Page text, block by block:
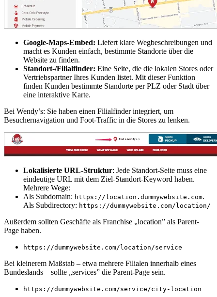
Google-Maps-Embed: Liefert klare Wegbeschreibungen und
macht es Kunden einfach, bestimmte Standorte über die
Website zu finden.
Standort-/Filialfinder: Eine Seite, die die lokalen Stores oder
Vertriebspartner Ihres Kunden listet. Mit dieser Funktion
finden Kunden bestimmte Standorte per PLZ oder Stadt über
eine interaktive Karte.
Bei Wendy’s: Sie haben einen Filialfinder integriert, um
Besuchernavigation und Foot-Traffic in die Stores zu lenken.
Lokalisierte URL-Struktur: Jede Standort-Seite muss eine
eindeutige URL mit dem Ziel-Standort-Keyword haben.
Mehrere Wege:
Als Subdomain: https://location.dummywebsite.com.
Als Subdirectory: https://dummywebsite.com/location/
Außerdem sollten Geschäfte als Franchise „location” als Parent-
Page haben.
https://dummywebsite.com/location/service
Bei kleinerem Maßstab – etwa mehrere Filialen innerhalb eines
Bundeslands – sollte „services” die Parent-Page sein.
https://dummywebsite.com/service/city-location